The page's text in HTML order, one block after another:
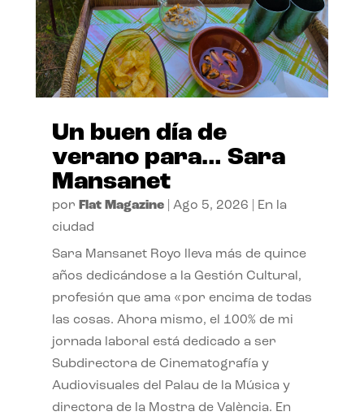
Un buen día de
verano para… Sara
Mansanet
por Flat Magazine| Ago 5, 2026
En la
ciudad
Sara Mansanet Royo lleva más de quince
años dedicándose a la Gestión Cultural,
profesión que ama «por encima de todas
las cosas. Ahora mismo, el 100% de mi
jornada laboral está dedicado a ser
Subdirectora de Cinematografía y
Audiovisuales del Palau de la Música y
directora de la Mostra de València. En